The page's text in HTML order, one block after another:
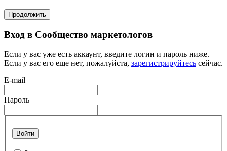
Продолжить
Вход в Сообщество маркетологов
Если у вас уже есть аккаунт, введите логин и пароль ниже.
Если у вас его еще нет, пожалуйста, зарегистрируйтесь сейчас.
E-mail
Пароль
Войти